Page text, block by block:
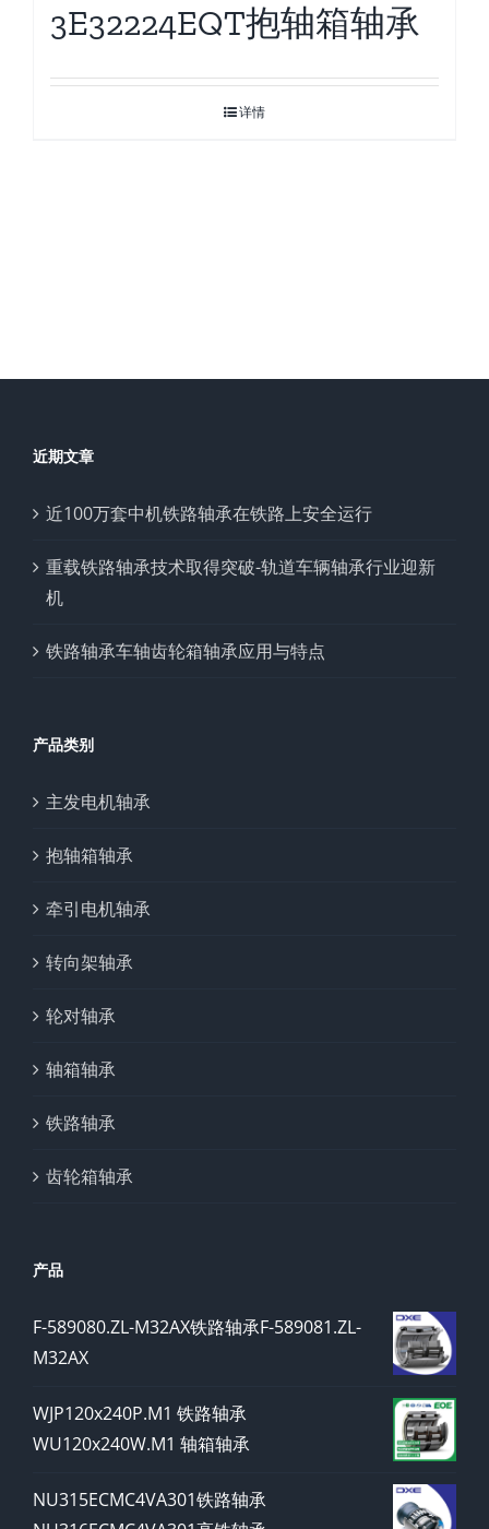
3E32224EQT抱轴箱轴承
详情
近期文章
近100万套中机铁路轴承在铁路上安全运行
重载铁路轴承技术取得突破-轨道车辆轴承行业迎新
机
铁路轴承车轴齿轮箱轴承应用与特点
产品类别
主发电机轴承
抱轴箱轴承
牵引电机轴承
转向架轴承
轮对轴承
轴箱轴承
铁路轴承
齿轮箱轴承
产品
F-589080.ZL-M32AX铁路轴承F-589081.ZL-
M32AX
WJP120x240P.M1 铁路轴承
WU120x240W.M1 轴箱轴承
NU315ECMC4VA301铁路轴承